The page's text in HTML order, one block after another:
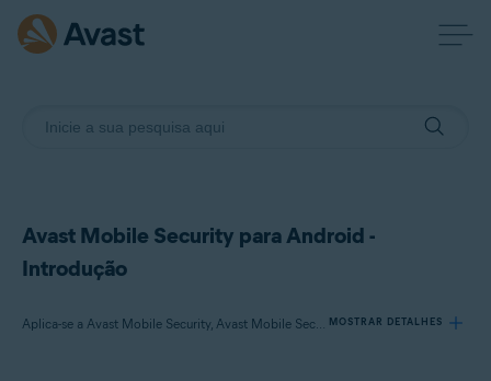
Avast Mobile Security para Android -
Introdução
Aplica-se a Avast Mobile Security, Avast Mobile Security Premium, Avast Mobile Security Ultimate MOSTRAR DETALHES